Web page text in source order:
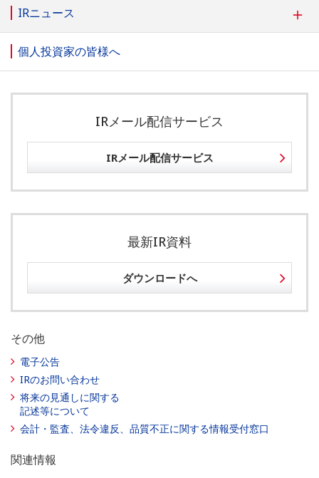
IRニュース ＋
個人投資家の皆様へ
IRメール配信サービス
IRメール配信サービス
最新IR資料
ダウンロードへ
その他
電子公告
IRのお問い合わせ
将来の見通しに関する
記述等について
会計・監査、法令違反、品質不正に関する情報受付窓口
関連情報